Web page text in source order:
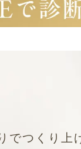
でつくり上